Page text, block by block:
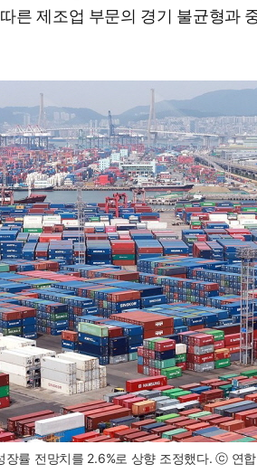
른 제조업 부문의 경기 불균형과
장률 전망치를 2.6%로 상향 조정했다. ⓒ 연